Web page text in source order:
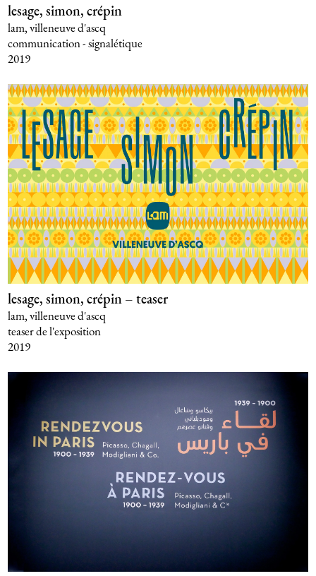
lesage, simon, crépin
lam, villeneuve d'ascq
communication - signalétique
2019
lesage, simon, crépin – teaser
lam, villeneuve d'ascq
teaser de l'exposition
2019